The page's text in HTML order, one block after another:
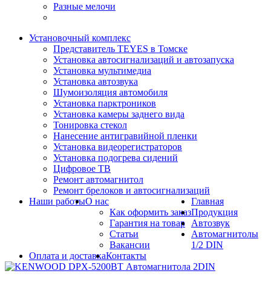
Разные мелочи
Установочный комплекс
Представитель TEYES в Томске
Установка автосигнализаций и автозапуска
Установка мультимедиа
Установка автозвука
Шумоизоляция автомобиля
Установка парктроников
Установка камеры заднего вида
Тонировка стекол
Нанесение антигравийной пленки
Установка видеорегистраторов
Установка подогрева сидений
Цифровое ТВ
Ремонт автомагнитол
Ремонт брелоков и автосигнализаций
Наши работыО нас
Как оформить заказ
Гарантия на товар
Статьи
Вакансии
Оплата и доставкаКонтакты
Главная
Продукция
Автозвук
Автомагнитолы
1/2 DIN